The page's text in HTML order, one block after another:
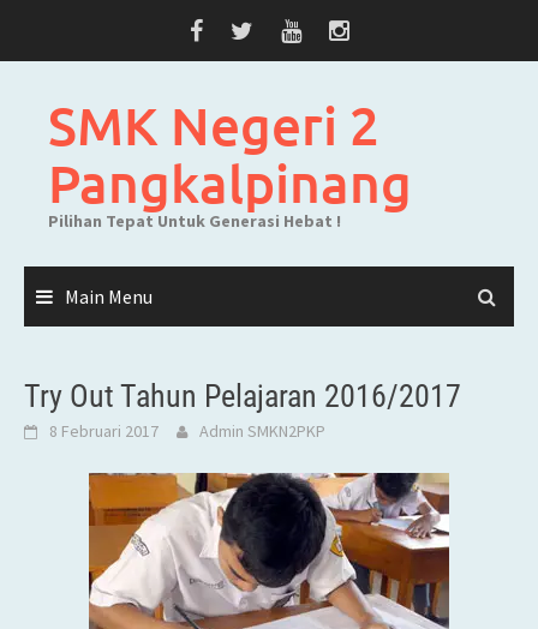
SMK Negeri 2
Pangkalpinang
Pilihan Tepat Untuk Generasi Hebat !
Main Menu
Try Out Tahun Pelajaran 2016/2017
8 Februari 2017 Admin SMKN2PKP